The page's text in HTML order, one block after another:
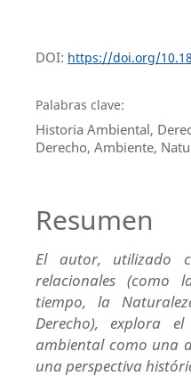
DOI: https://doi.org/
Palabras clave:
Historia Ambiental,
Derecho, Ambiente,
Resumen
El autor, utilizado
relacionales (como
tiempo, la
Derecho), explora
ambiental como una
una perspectiva